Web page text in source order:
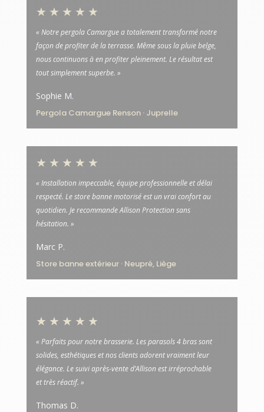
★★★★★
« Notre pergola Camargue a totalement transformé notre
façon de profiter de la terrasse. Même sous la pluie belge,
nous continuons à en profiter pleinement. Le résultat est
tout simplement superbe. »
Sophie M.
Pergola Camargue Renson · Juprelle
★★★★★
« Installation impeccable, équipe professionnelle et délai
respecté. Le store banne motorisé est un vrai confort au
quotidien. Je recommande Allison Protection sans
hésitation. »
Marc P.
Store banne extérieur · Neupré, Liège
★★★★★
« Parfaits pour notre brasserie. Les parasols 4 bras sont
solides, esthétiques et nos clients adorent vraiment leur
élégance. Le suivi après-vente d’Allison est irréprochable
et très réactif. »
Thomas D.